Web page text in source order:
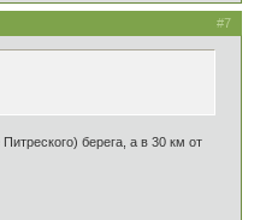
#7
берега, а в 30 км от